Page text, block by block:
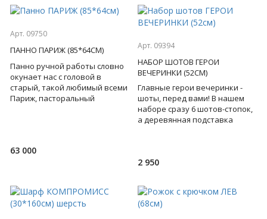
Арт. 09750
ПАННО ПАРИЖ (85*64СМ)
Панно ручной работы словно
окунает нас с головой в
старый, такой любимый всеми
Париж, пасторальный
63 000
Арт. 09394
НАБОР ШОТОВ ГЕРОИ
ВЕЧЕРИНКИ (52СМ)
Главные герои вечеринки -
шоты, перед вами! В нашем
наборе сразу 6 шотов-стопок,
а деревянная подставка
2 950